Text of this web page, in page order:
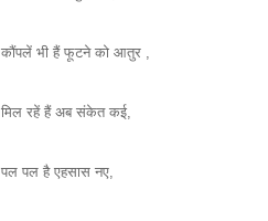
कौंपलें भी हैं फूटने को आतुर ,
मिल रहें हैं अब संकेत कई,
पल पल है एहसास नए,